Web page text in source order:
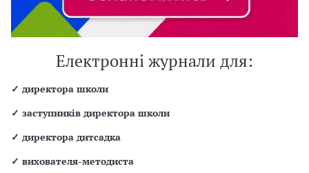
Електронні журнали для:
✓ директора школи
✓ заступників директора школи
✓ директора дитсадка
✓ вихователя-методиста